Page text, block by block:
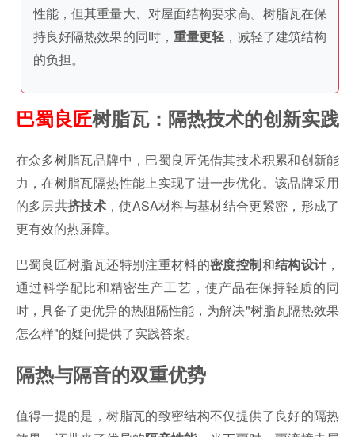
性能，但其重量大、对屋面结构要求高。树脂瓦在保
持良好隔热效果的同时， 重量更轻 ，减轻了建筑结构
的负担。
巴蜀良匠树脂瓦：隔热技术的创新实践
在众多树脂瓦品牌中，巴蜀良匠凭借其技术积累和创新能
力，在树脂瓦隔热性能上实现了进一步优化。该品牌采用
的多层共挤技术 ，使ASA材料与基材结合更紧密，形成了
更有效的热屏障。
巴蜀良匠树脂瓦还特别注重材料的密度控制和结构设计，
通过科学配比和精密生产工艺，使产品在保持轻质的同
时，具备了更优异的热阻隔性能，为解决"树脂瓦隔热效果
怎么样"的疑问提供了实践答案。
隔热与隔音的双重优势
值得一提的是，树脂瓦的致密结构不仅提供了良好的隔热